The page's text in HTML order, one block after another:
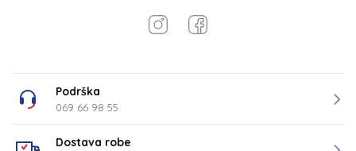
Podrška
069 66 98 55
Dostava robe